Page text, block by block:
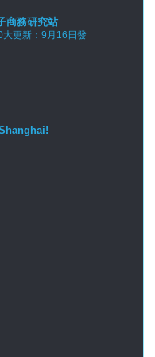
商務研究站
更新：9月16日發